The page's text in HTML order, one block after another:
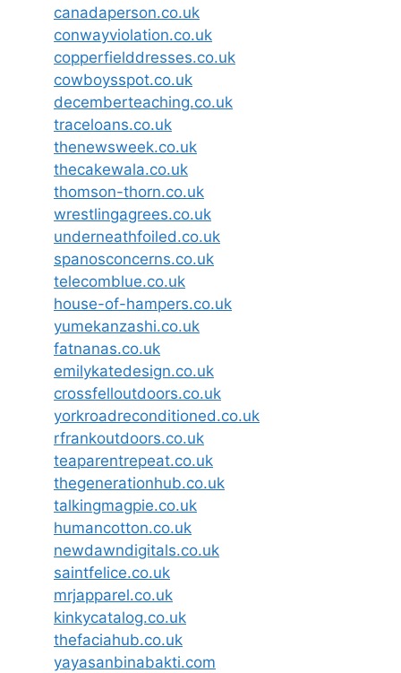
canadaperson.co.uk
conwayviolation.co.uk
copperfielddresses.co.uk
cowboysspot.co.uk
decemberteaching.co.uk
traceloans.co.uk
thenewsweek.co.uk
thecakewala.co.uk
thomson-thorn.co.uk
wrestlingagrees.co.uk
underneathfoiled.co.uk
spanosconcerns.co.uk
telecomblue.co.uk
house-of-hampers.co.uk
yumekanzashi.co.uk
fatnanas.co.uk
emilykatedesign.co.uk
crossfelloutdoors.co.uk
yorkroadreconditioned.co.uk
rfrankoutdoors.co.uk
teaparentrepeat.co.uk
thegenerationhub.co.uk
talkingmagpie.co.uk
humancotton.co.uk
newdawndigitals.co.uk
saintfelice.co.uk
mrjapparel.co.uk
kinkycatalog.co.uk
thefaciahub.co.uk
yayasanbinabakti.com